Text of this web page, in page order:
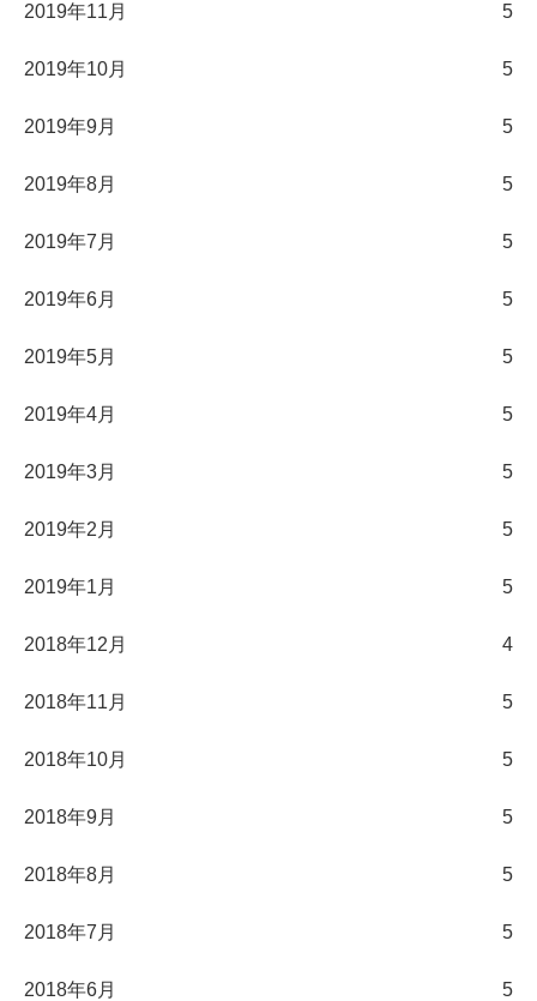
2019年11月 5
2019年10月 5
2019年9月 5
2019年8月 5
2019年7月 5
2019年6月 5
2019年5月 5
2019年4月 5
2019年3月 5
2019年2月 5
2019年1月 5
2018年12月 4
2018年11月 5
2018年10月 5
2018年9月 5
2018年8月 5
2018年7月 5
2018年6月 5